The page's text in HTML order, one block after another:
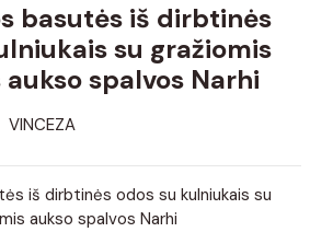
basutės iš dirbtinės
su gražiomis
spalvos Narhi
VINCEZA
iš dirbtinės odos su kulniukais su
aukso spalvos Narhi